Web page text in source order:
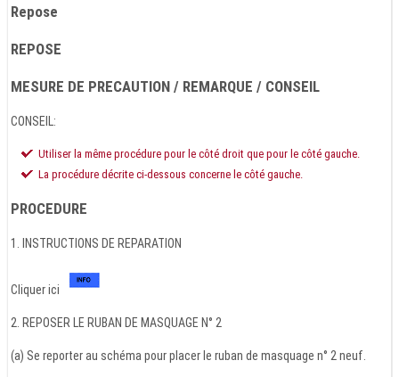
Repose
REPOSE
MESURE DE PRECAUTION / REMARQUE / CONSEIL
CONSEIL:
Utiliser la même procédure pour le côté droit que pour le côté gauche.
La procédure décrite ci-dessous concerne le côté gauche.
PROCEDURE
1. INSTRUCTIONS DE REPARATION
Cliquer ici
2. REPOSER LE RUBAN DE MASQUAGE N° 2
(a) Se reporter au schéma pour placer le ruban de masquage n° 2 neuf.